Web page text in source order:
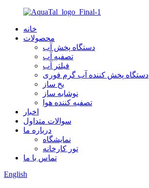
خانه
محصولات
دستگاه پخش آب
تصفیه آب
فیلتر آب
دستگاه پخش کننده آب گرم فوری
یخ ساز
نوشابه ساز
تصفیه کننده هوا
اخبار
سوالات متداول
درباره ما
نمایشگاه
تور کارخانه
تماس با ما
English